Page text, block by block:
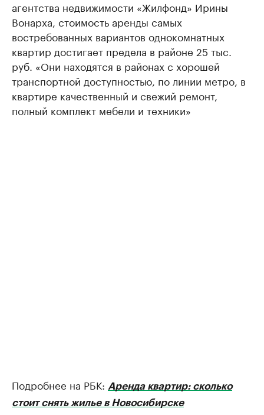
агентства недвижимости «Жилфонд» Ирины
Вонарха, стоимость аренды самых
востребованных вариантов однокомнатных
квартир достигает предела в районе 25 тыс.
руб. «Они находятся в районах с хорошей
транспортной доступностью, по линии метро, в
квартире качественный и свежий ремонт,
полный комплект мебели и техники»
Подробнее на РБК: Аренда квартир: сколько
стоит снять жилье в Новосибирске